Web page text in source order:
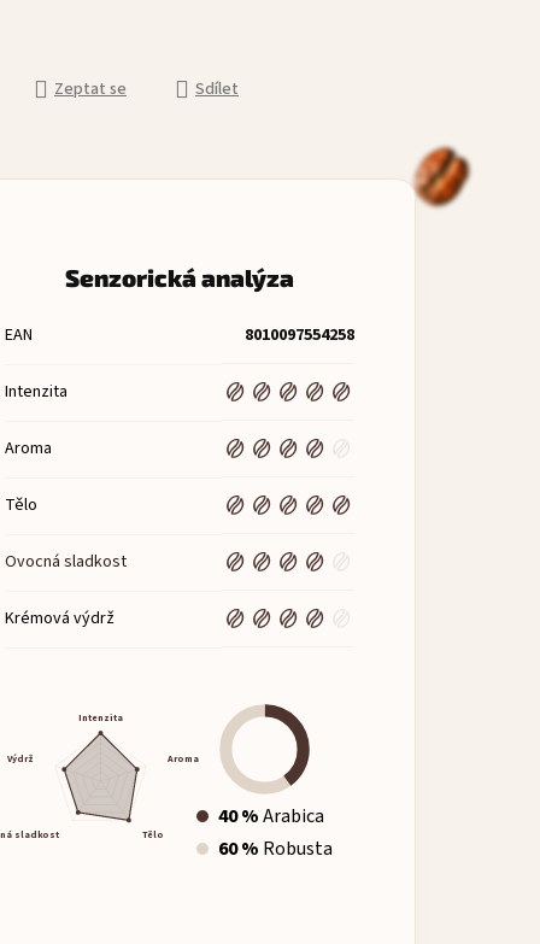
Zeptat se Sdílet
Senzorická analýza
EAN 8010097554258
Intenzita
Aroma
Tělo
Ovocná sladkost
Krémová výdrž
Intenzita
Aroma
Tělo
sladkost
Výdrž
40 %Arabica
60 % Robusta